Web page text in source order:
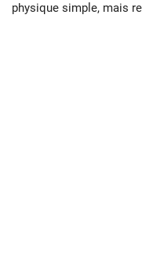
physique simple, mais